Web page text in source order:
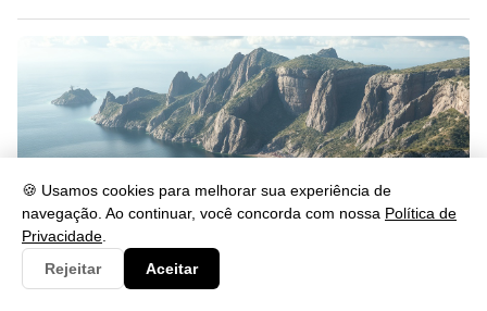
🍪 Usamos cookies para melhorar sua experiência de
navegação. Ao continuar, você concorda com nossa Política de
Privacidade
Rejeitar
Aceitar